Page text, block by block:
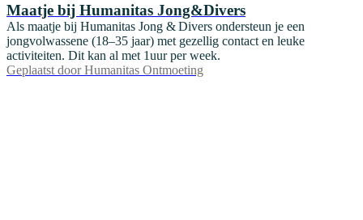
Maatje bij Humanitas Jong&Divers
Als maatje bij Humanitas Jong & Divers ondersteun je een
jongvolwassene (18–35 jaar) met gezellig contact en leuke
activiteiten. Dit kan al met 1uur per week.
Geplaatst door Humanitas Ontmoeting